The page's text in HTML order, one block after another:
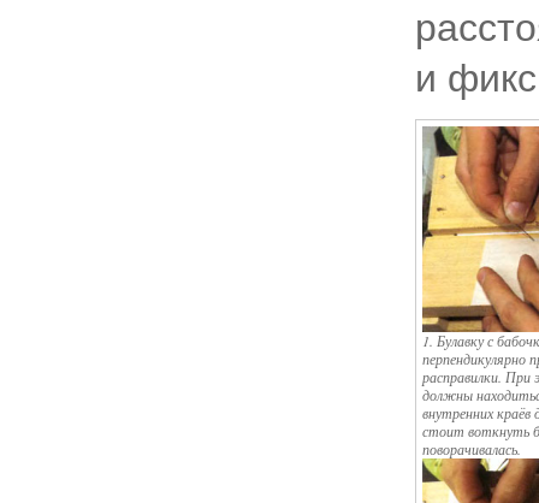
и
1. Булавку с
перпендикулярно
расправилки. При
должны
внутренних
стоит воткнуть
поворачивалась.